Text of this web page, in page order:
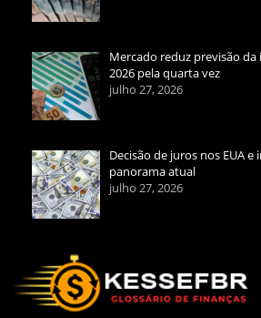
Mercado reduz previsão da
2026 pela quarta vez
julho 27, 2026
Decisão de juros nos EUA e
panorama atual
julho 27, 2026